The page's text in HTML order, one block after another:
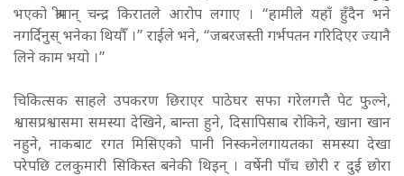
भएको श्रीमान् चन्द्र किरातले आरोप लगाए । “हामीले यहाँ हुँदैन भने
नगर्दिनुस् भनेका थियौँ ।” राईले भने, “जबरजस्ती गर्भपतन गरिदिएर ज्यानै
लिने काम भयो ।”
चिकित्सक साहले उपकरण छिराएर पाठेघर सफा गरेलगत्तै पेट फुल्ने,
श्वासप्रश्वासमा समस्या देखिने, बान्ता हुने, दिसापिसाब रोकिने, खाना खान
नहुने, नाकबाट रगत मिसिएको पानी निस्कनेलगायतका समस्या देखा
परेपछि टलकुमारी सिकिस्त बनेकी थिइन् । वर्षेनी पाँच छोरी र दुई छोरा